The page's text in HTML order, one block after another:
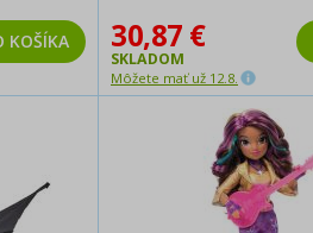
KOŠÍKA 30,87 €
SKLADOM
Môžete mať už 12.8.